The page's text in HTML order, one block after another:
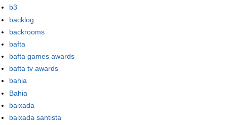
b3
backlog
backrooms
bafta
bafta games awards
bafta tv awards
bahia
Bahia
baixada
baixada santista